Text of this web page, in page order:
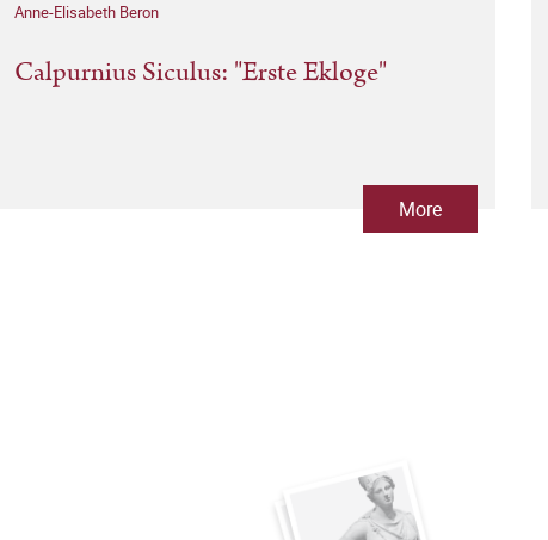
Anne-Elisabeth Beron
Calpurnius Siculus: "Erste Ekloge"
More